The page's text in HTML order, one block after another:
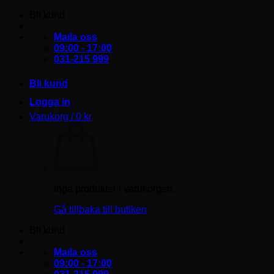
Maila oss
09:00 - 17:00
031-215 999
Bli kund
Logga in
Varukorg /0 kr
Gå tillbaka till butiken
Maila oss
09:00 - 17:00